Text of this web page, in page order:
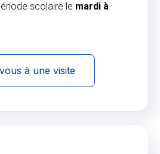
scolaire le mardi à
à une visite